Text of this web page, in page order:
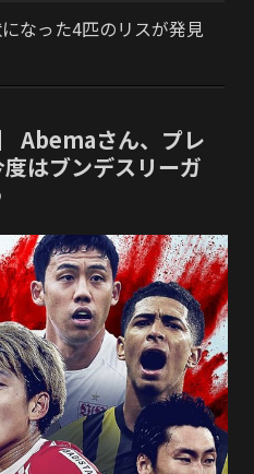
なった4匹のリスが発見
Abemaさん、プレ
はブンデスリーガ